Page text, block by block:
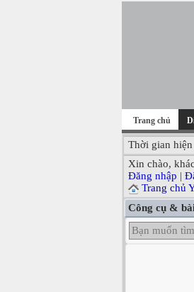
Trang chủ
Thời gian
Xin chào,
Đăng nhập |
Trang chủ
Công cụ &